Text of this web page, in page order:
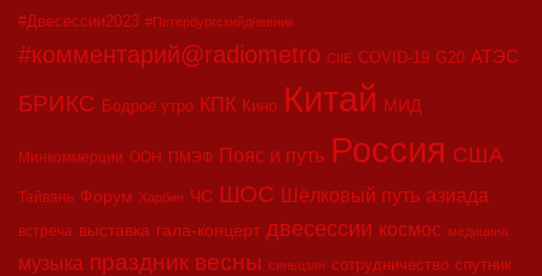
#Двесессии2023 #Петербургскийдневник
#комментарий@radiometro CIIE COVID-19 G20 АТЭС
БРИКС Бодрое утро КПК Кино Китай МИД
Минкоммерции ООН ПМЭФ Пояс и путь Россия США
Тайвань Форум Харбин ЧС ШОС Шёлковый путь азиада
встреча выставка гала-концерт двесессии космос медицина
музыка праздник весны синьцзян сотрудничество спутник